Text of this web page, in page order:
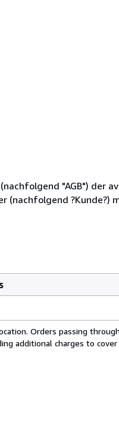
"AGB") der
(nachfolgend ?Kunde?)
Orders passing
additional charges to